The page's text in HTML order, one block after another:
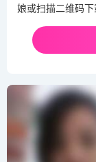
娘或扫描二维码下